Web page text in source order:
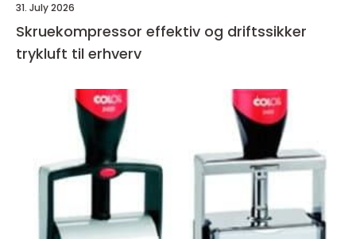
31. July 2026
Skruekompressor effektiv og driftssikker
trykluft til erhverv